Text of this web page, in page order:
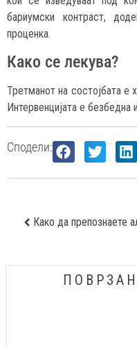
бариумски контраст,
проценка.
Како се лекува?
Третманот на состојбата е
Интервенцијата е безбедна
Сподели: